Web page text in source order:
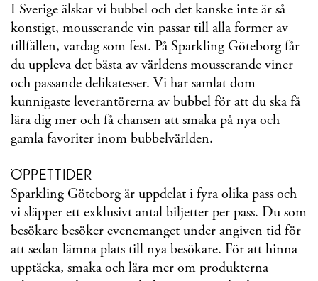
I Sverige älskar vi bubbel och det kanske inte är så
konstigt, mousserande vin passar till alla former av
tillfällen, vardag som fest. På Sparkling Göteborg får
du uppleva det bästa av världens mousserande viner
och passande delikatesser. Vi har samlat dom
kunnigaste leverantörerna av bubbel för att du ska få
lära dig mer och få chansen att smaka på nya och
gamla favoriter inom bubbelvärlden.
ÖPPETTIDER
Sparkling Göteborg är uppdelat i fyra olika pass och
vi släpper ett exklusivt antal biljetter per pass. Du som
besökare besöker evenemanget under angiven tid för
att sedan lämna plats till nya besökare. För att hinna
upptäcka, smaka och lära mer om produkterna